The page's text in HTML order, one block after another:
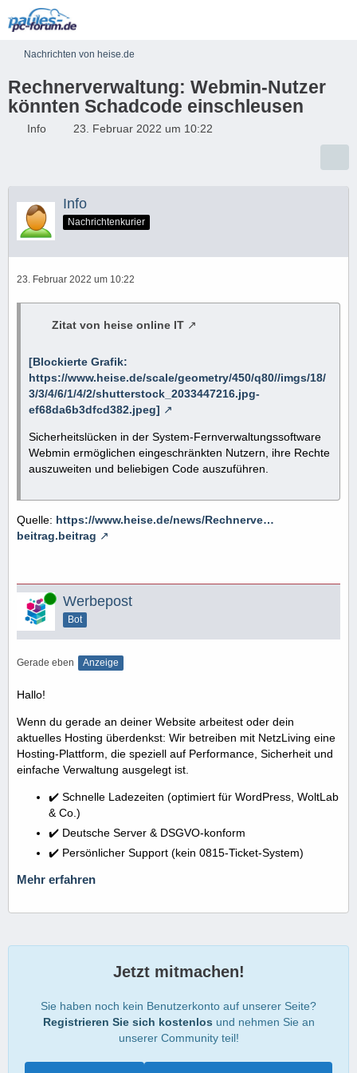
Nachrichten von heise.de
Rechnerverwaltung: Webmin-Nutzer
könnten Schadcode einschleusen
Info 23. Februar 2022 um 10:22
Info
Nachrichtenkurier
23. Februar 2022 um 10:22
Zitat von heise online IT
[Blockierte Grafik:
https://www.heise.de/scale/geometry/450/q80//imgs/18/
3/3/4/6/1/4/2/shutterstock_2033447216.jpg-
ef68da6b3dfcd382.jpeg]
Sicherheitslücken in der System-Fernverwaltungssoftware
Webmin ermöglichen eingeschränkten Nutzern, ihre Rechte
auszuweiten und beliebigen Code auszuführen.
Quelle: https://www.heise.de/news/Rechnerve…
beitrag.beitrag
Online Werbepost
Bot
Gerade eben Anzeige
Hallo!
Wenn du gerade an deiner Website arbeitest oder dein
aktuelles Hosting überdenkst: Wir betreiben mit NetzLiving eine
Hosting-Plattform, die speziell auf Performance, Sicherheit und
einfache Verwaltung ausgelegt ist.
✔️ Schnelle Ladezeiten (optimiert für WordPress, WoltLab
& Co.)
✔️ Deutsche Server & DSGVO-konform
✔️ Persönlicher Support (kein 0815-Ticket-System)
Mehr erfahren
Jetzt mitmachen!
Sie haben noch kein Benutzerkonto auf unserer Seite?
Registrieren Sie sich kostenlos und nehmen Sie an
unserer Community teil!